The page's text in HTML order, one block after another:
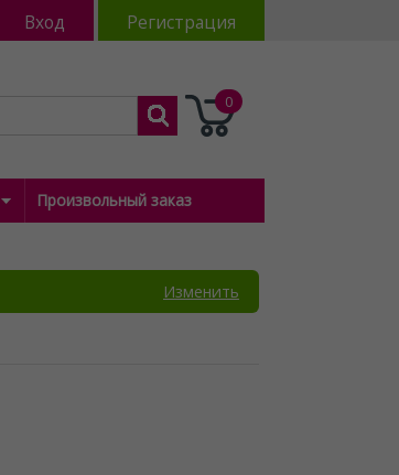
Вход Регистрация
0
Произвольный заказ
Изменить